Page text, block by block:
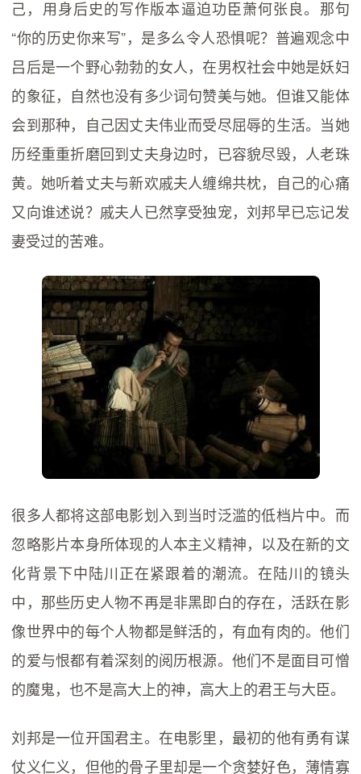
己，用身后史的写作版本逼迫功臣萧何张良。那句
“你的历史你来写”，是多么令人恐惧呢？普遍观念中
吕后是一个野心勃勃的女人，在男权社会中她是妖妇
的象征，自然也没有多少词句赞美与她。但谁又能体
会到那种，自己因丈夫伟业而受尽屈辱的生活。当她
历经重重折磨回到丈夫身边时，已容貌尽毁，人老珠
黄。她听着丈夫与新欢戚夫人缠绵共枕，自己的心痛
又向谁述说？戚夫人已然享受独宠，刘邦早已忘记发
妻受过的苦难。
很多人都将这部电影划入到当时泛滥的低档片中。而
忽略影片本身所体现的人本主义精神，以及在新的文
化背景下中陆川正在紧跟着的潮流。在陆川的镜头
中，那些历史人物不再是非黑即白的存在，活跃在影
像世界中的每个人物都是鲜活的，有血有肉的。他们
的爱与恨都有着深刻的阅历根源。他们不是面目可憎
的魔鬼，也不是高大上的神，高大上的君王与大臣。
刘邦是一位开国君主。在电影里，最初的他有勇有谋
仗义仁义，但他的骨子里却是一个贪婪好色，薄情寡